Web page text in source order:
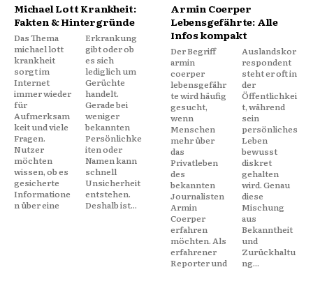
Michael Lott Krankheit:
Fakten & Hintergründe
Das Thema
michael lott
krankheit
sorgt im
Internet
immer wieder
für
Aufmerksam
keit und viele
Fragen.
Nutzer
möchten
wissen, ob es
gesicherte
Informatione
n über eine
Erkrankung
gibt oder ob
es sich
lediglich um
Gerüchte
handelt.
Gerade bei
weniger
bekannten
Persönlichke
iten oder
Namen kann
schnell
Unsicherheit
entstehen.
Deshalb ist...
Armin Coerper
Lebensgefährte: Alle
Infos kompakt
Der Begriff
armin
coerper
lebensgefähr
te wird häufig
gesucht,
wenn
Menschen
mehr über
das
Privatleben
des
bekannten
Journalisten
Armin
Coerper
erfahren
möchten. Als
erfahrener
Reporter und
Auslandskor
respondent
steht er oft in
der
Öffentlichkei
t, während
sein
persönliches
Leben
bewusst
diskret
gehalten
wird. Genau
diese
Mischung
aus
Bekanntheit
und
Zurückhaltu
ng...